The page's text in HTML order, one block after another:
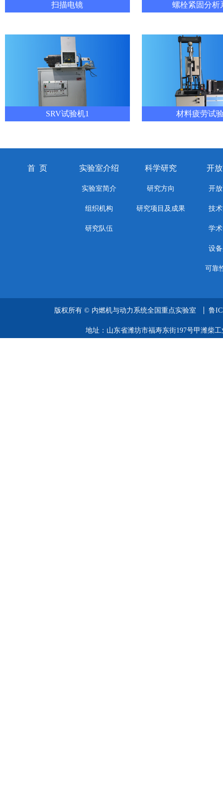
扫描电镜 螺栓紧固分析
SRV试验机1 材料疲劳试
首 页 实验室介绍
实验室简介
组织机构
研究队伍
科学研究
研究方向
研究项目及成果
开
开
技
学
设
可靠
版权所有 © 内燃机与动力系统全国重点实验室 鲁
地址：山东省潍坊市福寿东街197号甲潍柴